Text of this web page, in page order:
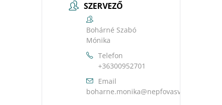
SZERVEZŐ
Bohárné Szabó
Mónika
Telefon
+36300952701
Email
uh.ravsavofpen@akinom.enrahob